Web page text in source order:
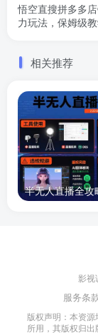
悟空直搜拼多多
力玩法，保姆级
相关推荐
影视
服务条
版权声明：本资
所用，其版权归